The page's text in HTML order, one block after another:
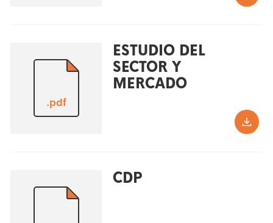
.pdf
ESTUDIO DEL
SECTOR Y
MERCADO
CDP